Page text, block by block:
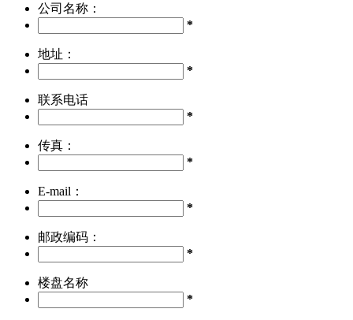
公司名称：
*
地址：
*
联系电话
*
传真：
*
E-mail：
*
邮政编码：
*
楼盘名称
*